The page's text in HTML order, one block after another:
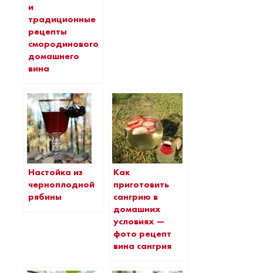
и
традиционные
рецепты
смородинового
домашнего
вина
Настойка из
черноплодной
рябины
Как
приготовить
сангрию в
домашних
условиях —
фото рецепт
вина сангрия